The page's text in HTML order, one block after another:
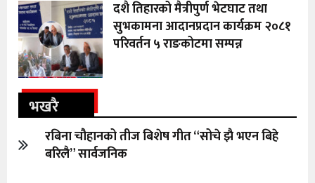
दशै तिहारको मैत्रीपुर्ण भेटघाट तथा
सुभकामना आदानप्रदान कार्यक्रम २०८१
परिवर्तन ५ राङकोटमा सम्पन्न
भखरै
रबिना चौहानको तीज बिशेष गीत “सोचे झै भएन बिहे
बरिलै” सार्वजनिक